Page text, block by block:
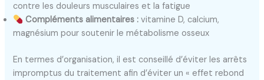
contre les douleurs musculaires et la fatigue
Compléments alimentaires : vitamine D, calcium,
magnésium pour soutenir le métabolisme osseux
En termes d’organisation, il est conseillé d’éviter les arrêts
impromptus du traitement afin d’éviter un « effet rebond